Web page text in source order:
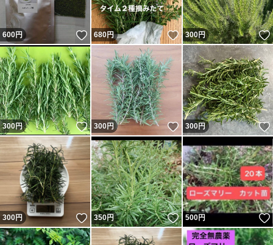
600円 いいね！
680円 いいね！
300円
300円 いいね！
300円 いいね！
300円
300円 いいね！
350円 いいね！
500円